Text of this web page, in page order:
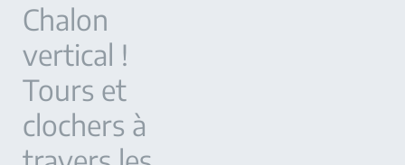
Chalon
vertical !
Tours et
clochers à